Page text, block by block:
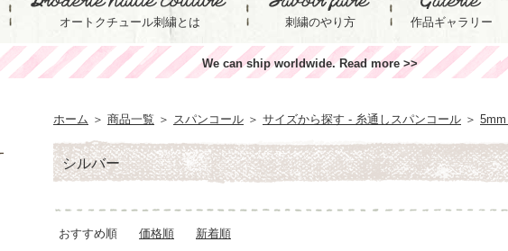
オートクチュール刺繍とは 刺繍のやり方 作品ギャラリー
We can ship worldwide. Read more >>
ホーム ＞ 商品一覧 ＞ スパンコール ＞ サイズから探す - 糸通しスパンコール ＞
シルバー
おすすめ順 価格順 新着順